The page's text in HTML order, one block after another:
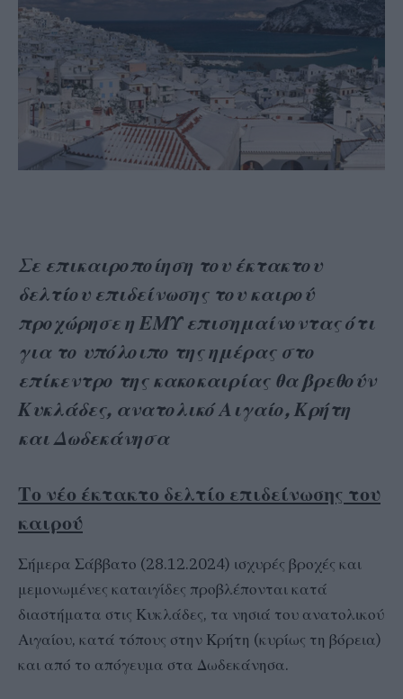
Σε επικαιροποίηση του έκτακτου
δελτίου επιδείνωσης του καιρού
προχώρησε η ΕΜΥ επισημαίνοντας ότι
για το υπόλοιπο της ημέρας στο
επίκεντρο της κακοκαιρίας θα βρεθούν
Κυκλάδες, ανατολικό Αιγαίο, Κρήτη
και Δωδεκάνησα
Το νέο έκτακτο δελτίο επιδείνωσης του
καιρού
Σήμερα Σάββατο (28.12.2024) ισχυρές βροχές και
μεμονωμένες καταιγίδες προβλέπονται κατά
διαστήματα στις Κυκλάδες, τα νησιά του ανατολικού
Αιγαίου, κατά τόπους στην Κρήτη (κυρίως τη βόρεια)
και από το απόγευμα στα Δωδεκάνησα.